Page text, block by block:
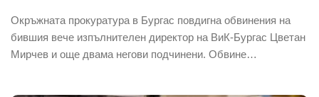
Окръжната прокуратура в Бургас повдигна обвинения на
бившия вече изпълнителен директор на ВиК-Бургас Цветан
Мирчев и още двама негови подчинени. Обвине…